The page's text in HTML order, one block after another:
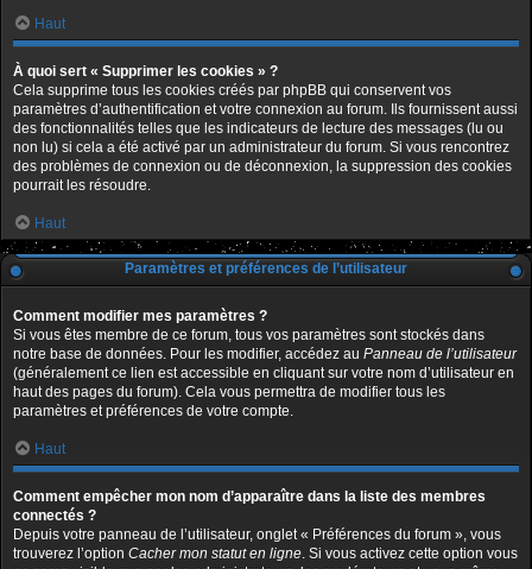
Haut
À quoi sert « Supprimer les cookies » ?
Cela supprime tous les cookies créés par phpBB qui conservent vos
paramètres d’authentification et votre connexion au forum. Ils fournissent aussi
des fonctionnalités telles que les indicateurs de lecture des messages (lu ou
non lu) si cela a été activé par un administrateur du forum. Si vous rencontrez
des problèmes de connexion ou de déconnexion, la suppression des cookies
pourrait les résoudre.
Haut
Paramètres et préférences de l’utilisateur
Comment modifier mes paramètres ?
Si vous êtes membre de ce forum, tous vos paramètres sont stockés dans
notre base de données. Pour les modifier, accédez au Panneau de l’utilisateur
(généralement ce lien est accessible en cliquant sur votre nom d’utilisateur en
haut des pages du forum). Cela vous permettra de modifier tous les
paramètres et préférences de votre compte.
Haut
Comment empêcher mon nom d’apparaître dans la liste des membres
connectés ?
Depuis votre panneau de l’utilisateur, onglet « Préférences du forum », vous
trouverez l’option Cacher mon statut en ligne. Si vous activez cette option vous